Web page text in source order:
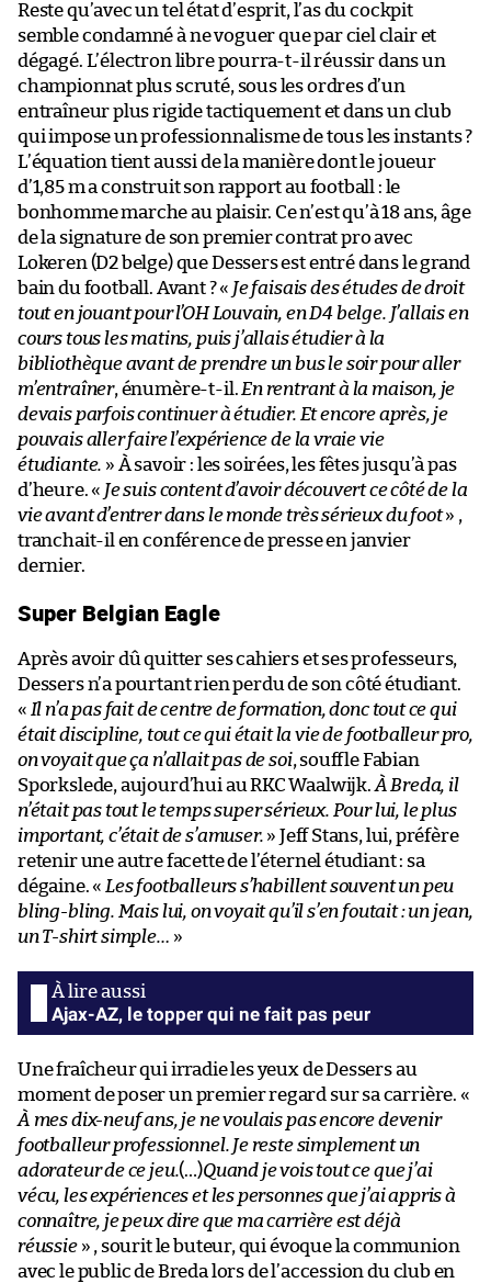
Reste qu’avec un tel état d’esprit, l’as du cockpit
semble condamné à ne voguer que par ciel clair et
dégagé. L’électron libre pourra-t-il réussir dans un
championnat plus scruté, sous les ordres d’un
entraîneur plus rigide tactiquement et dans un club
qui impose un professionnalisme de tous les instants ?
L’équation tient aussi de la manière dont le joueur
d’1,85 m a construit son rapport au football : le
bonhomme marche au plaisir. Ce n’est qu’à 18 ans, âge
de la signature de son premier contrat pro avec
Lokeren (D2 belge) que Dessers est entré dans le grand
bain du football. Avant ? « Je faisais des études de droit
tout en jouant pour l’OH Louvain, en D4 belge. J’allais en
cours tous les matins, puis j’allais étudier à la
bibliothèque avant de prendre un bus le soir pour aller
m’entraîner, énumère-t-il. En rentrant à la maison, je
devais parfois continuer à étudier. Et encore après, je
pouvais aller faire l’expérience de la vraie vie
étudiante. » À savoir : les soirées, les fêtes jusqu’à pas
d’heure. « Je suis content d’avoir découvert ce côté de la
vie avant d’entrer dans le monde très sérieux du foot» ,
tranchait-il en conférence de presse en janvier
dernier.
Super Belgian Eagle
Après avoir dû quitter ses cahiers et ses professeurs,
Dessers n’a pourtant rien perdu de son côté étudiant.
« Il n’a pas fait de centre de formation, donc tout ce qui
était discipline, tout ce qui était la vie de footballeur pro,
on voyait que ça n’allait pas de soi, souffle Fabian
Sporkslede, aujourd’hui au RKC Waalwijk. À Breda, il
n’était pas tout le temps super sérieux. Pour lui, le plus
important, c’était de s’amuser. » Jeff Stans, lui, préfère
retenir une autre facette de l’éternel étudiant : sa
dégaine. « Les footballeurs s’habillent souvent un peu
bling-bling. Mais lui, on voyait qu’il s’en foutait : un jean,
un T-shirt simple… »
Ajax-AZ, le topper qui ne fait pas peur
Une fraîcheur qui irradie les yeux de Dessers au
moment de poser un premier regard sur sa carrière. «
À mes dix-neuf ans, je ne voulais pas encore devenir
footballeur professionnel. Je reste simplement un
adorateur de ce jeu.(…)Quand je vois tout ce que j’ai
vécu, les expériences et les personnes que j’ai appris à
connaître, je peux dire que ma carrière est déjà
réussie» , sourit le buteur, qui évoque la communion
avec le public de Breda lors de l’accession du club en